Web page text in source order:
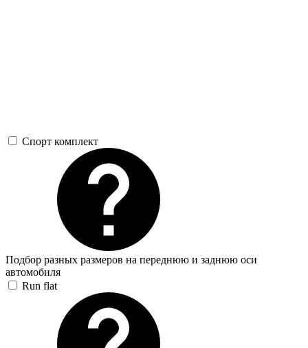
Спорт комплект
Подбор разных размеров на переднюю и заднюю оси
автомобиля
Run flat